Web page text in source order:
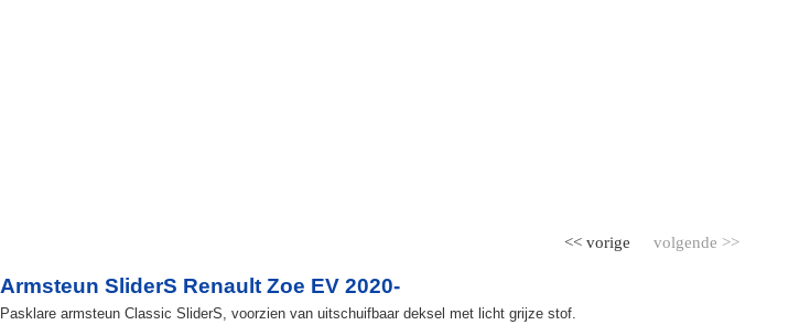
volgende >>
<< vorige
Armsteun SliderS Renault Zoe EV 2020-
Pasklare armsteun Classic SliderS, voorzien van uitschuifbaar deksel met licht grijze stof.